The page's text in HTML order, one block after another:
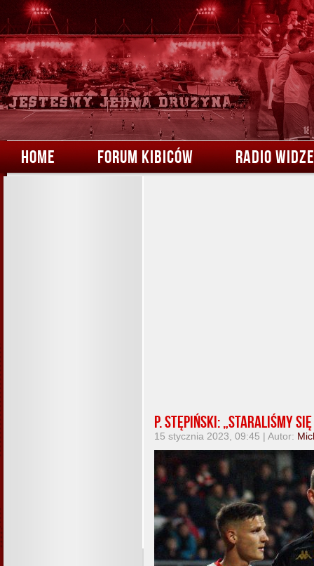
HOME FORUM KIBICÓW RADIO
P. Stępiński: „Staraliśmy
15 stycznia 2023, 09:45 | Autor: